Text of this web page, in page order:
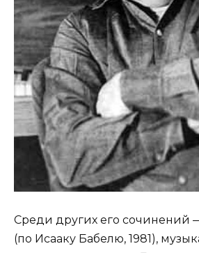
Среди других его сочинений
(по Исааку Бабелю, 1981),